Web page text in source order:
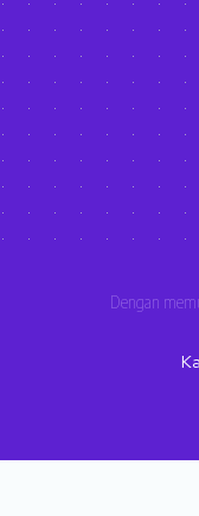
Dengan